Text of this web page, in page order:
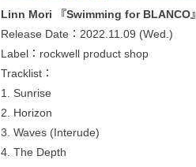
Linn Mori 『Swimming for BLANCO』
Release Date：2022.11.09 (Wed.)
Label：rockwell product shop
Tracklist：
1. Sunrise
2. Horizon
3. Waves (Interude)
4. The Depth